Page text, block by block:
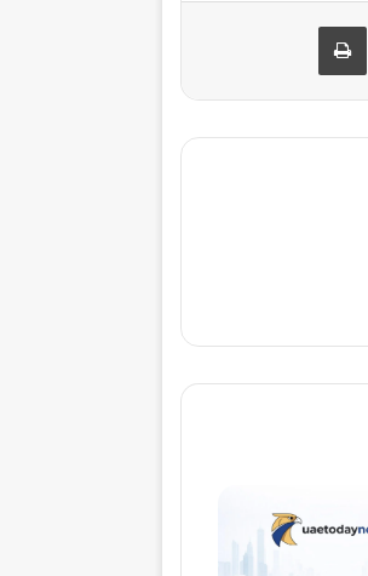
عبر البريد طباعة